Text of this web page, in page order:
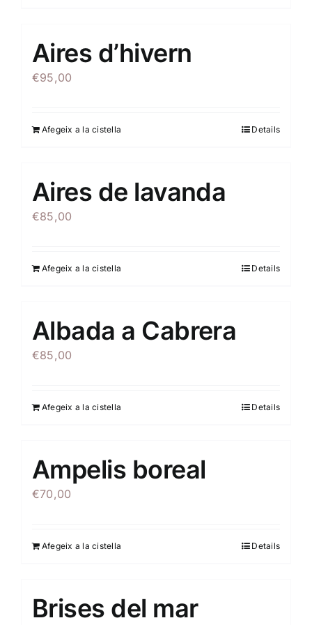
Aires d’hivern
€95,00
Afegeix a la cistella Details
Aires de lavanda
€85,00
Afegeix a la cistella Details
Albada a Cabrera
€85,00
Afegeix a la cistella Details
Ampelis boreal
€70,00
Afegeix a la cistella Details
Brises del mar